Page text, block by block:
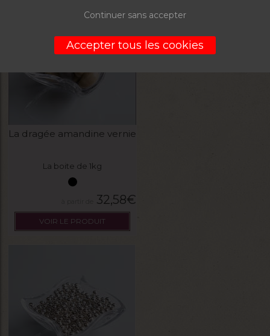
La dragée amandine vernie
La boite de 1kg
32,58€
VOIR LE PRODUIT
Continuer sans accepter
Accepter tous les cookies